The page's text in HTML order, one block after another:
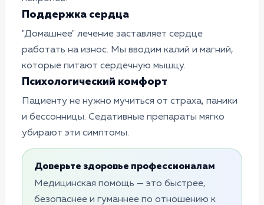
Поддержка сердца
"Домашнее" лечение заставляет сердце
работать на износ. Мы вводим калий и магний,
которые питают сердечную мышцу.
Психологический комфорт
Пациенту не нужно мучиться от страха, паники
и бессонницы. Седативные препараты мягко
убирают эти симптомы.
Доверьте здоровье профессионалам
Медицинская помощь — это быстрее,
безопаснее и гуманнее по отношению к